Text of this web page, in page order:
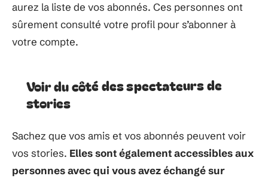
aurez la liste de vos abonnés. Ces personnes ont
sûrement consulté votre profil pour s’abonner à
votre compte.
Voir du côté des spectateurs de
stories
Sachez que vos amis et vos abonnés peuvent voir
vos stories. Elles sont également accessibles aux
personnes avec qui vous avez échangé sur